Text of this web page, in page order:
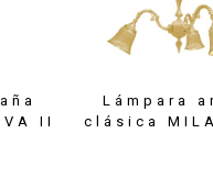
II
Lámpara
clásica